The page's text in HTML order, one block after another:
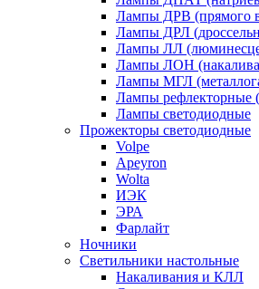
Лампы ДРВ (прямого
Лампы ДРЛ
Лампы ЛЛ
Лампы ЛОН
Лампы МГЛ
Лампы рефлекторные
Лампы светодиодные
Прожекторы светодиодные
Volpe
Apeyron
Wolta
ИЭК
ЭРА
Фарлайт
Ночники
Светильники настольные
Накаливания и КЛЛ